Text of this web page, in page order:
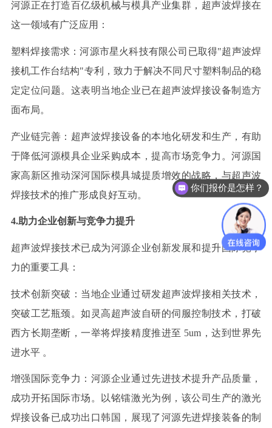
河源正在打造百亿级机械与模具产业集群，超声波焊接在
这一领域有广泛应用：
塑料焊接需求：河源市星火科技有限公司已取得"超声波焊
接机工作台结构"专利，致力于解决不同尺寸塑料制品的稳
定定位问题。这表明当地企业已在超声波焊接设备制造方
面布局。
产业链完善：超声波焊接设备的本地化研发和生产，有助
于降低河源模具企业采购成本，提高市场竞争力。河源国
家高新区推动深河国际模具城提质增效的战略，与超声波
焊接技术的推广形成良好互动。
4.助力企业创新与竞争力提升
超声波焊接技术已成为河源企业创新发展和提升国际竞争
力的重要工具：
技术创新突破：当地企业通过研发超声波焊接相关技术，
突破工艺瓶颈。如 灵高超声波自研的伺服控制技术，打破
西方长期垄断，一举将焊接精度推进至 5um，达到世界先
进水平 。
增强国际竞争力：河源企业通过先进技术提升产品质量，
成功开拓国际市场。以铭镭激光为例，该公司生产的激光
焊接设备已成功出口韩国，展现了河源先进焊接装备的制
你们报价是怎样？